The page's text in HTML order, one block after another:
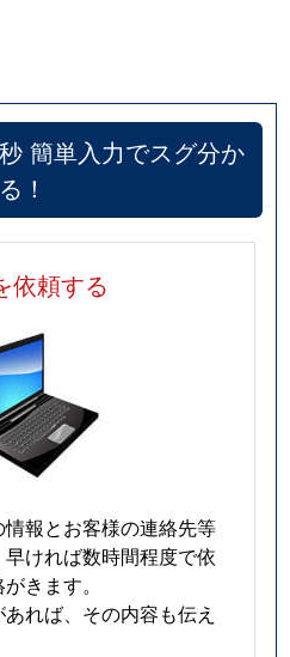
簡単入力でスグ分か
る！
依頼する
報とお客様の連絡先等
ければ数時間程度で依
きます。
れば、その内容も伝え